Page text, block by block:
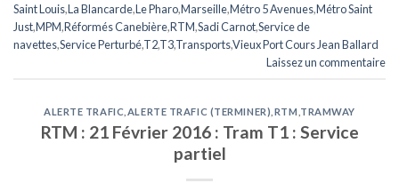
Saint Louis,La Blancarde,Le Pharo,Marseille,Métro 5 Avenues,Métro Saint
Just,MPM,Réformés Canebière,RTM,Sadi Carnot,Service de
navettes,Service Perturbé,T2,T3,Transports,Vieux Port Cours Jean Ballard
Laissez un commentaire
ALERTE TRAFIC ALERTE TRAFIC (TERMINER) RTM TRAMWAY
RTM : 21 Février 2016 : Tram T1 : Service
partiel